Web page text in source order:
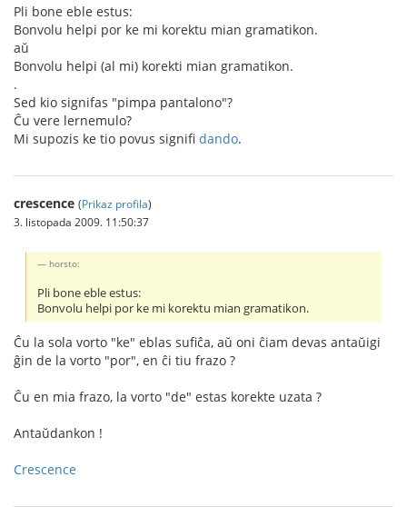
Pli bone eble estus:
Bonvolu helpi por ke mi korektu mian gramatikon.
aŭ
Bonvolu helpi (al mi) korekti mian gramatikon.
.
Sed kio signifas "pimpa pantalono"?
Ĉu vere lernemulo?
Mi supozis ke tio povus signifi dando.
crescence (Prikaz profila)
3. listopada 2009. 11:50:37
horsto:
Pli bone eble estus:
Bonvolu helpi por ke mi korektu mian gramatikon.
Ĉu la sola vorto "ke" eblas sufiĉa, aŭ oni ĉiam devas antaŭigi
ĝin de la vorto "por", en ĉi tiu frazo ?
Ĉu en mia frazo, la vorto "de" estas korekte uzata ?
Antaŭdankon !
Crescence